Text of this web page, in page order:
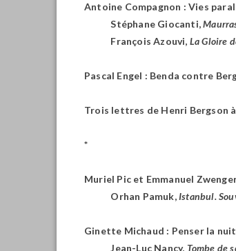
Antoine Compagnon : Vies
Stéphane Giocanti,
François Azouvi, La Gloire
Pascal Engel : Benda contre
Trois lettres de Henri Bergson
*
Muriel Pic et Emmanuel
Orhan Pamuk,Istanbul.
Ginette Michaud : Penser la
Jean-Luc Nancy, Tombe de